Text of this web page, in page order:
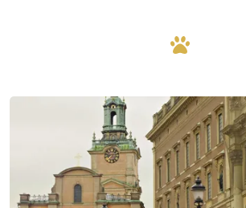
Mer om